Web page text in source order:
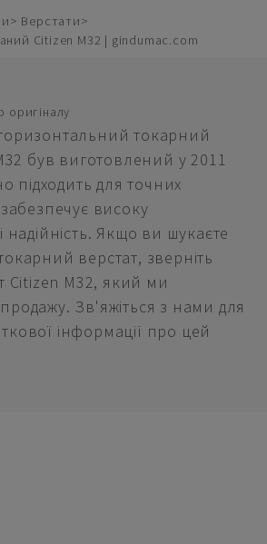
Верстати
Citizen M32 | gindumac.com
оригіналу
токарний
був виготовлений у 2011
підходить для точних
високу
надійність. Якщо ви шукаєте
верстат, зверніть
Citizen M32, який ми
Зв'яжіться з нами для
інформації про цей